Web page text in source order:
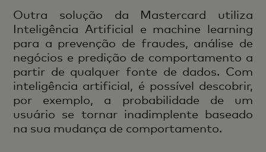
Outra solução da Mastercard utiliza
Inteligência Artificial e machine learning
para a prevenção de fraudes, análise de
negócios e predição de comportamento a
partir de qualquer fonte de dados. Com
inteligência artificial, é possível descobrir,
por exemplo, a probabilidade de um
usuário se tornar inadimplente baseado
na sua mudança de comportamento.